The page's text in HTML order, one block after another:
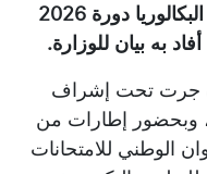
رؤساء مراكز إجراء امتحان شهادة البكالوريا دورة 2026
به بيان للوزارة.
جرت تحت إشراف
وبحضور إطارات من
الوطني للامتحانات